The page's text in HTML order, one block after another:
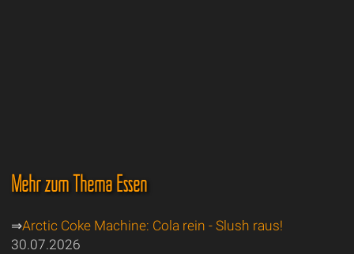
Mehr zum Thema Essen
⇒Arctic Coke Machine: Cola rein - Slush raus!
30.07.2026